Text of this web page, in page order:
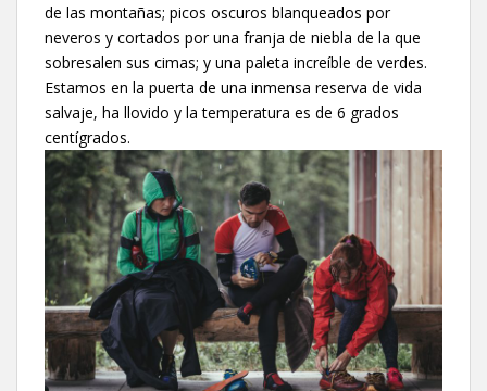
de las montañas; picos oscuros blanqueados por
neveros y cortados por una franja de niebla de la que
sobresalen sus cimas; y una paleta increíble de verdes.
Estamos en la puerta de una inmensa reserva de vida
salvaje, ha llovido y la temperatura es de 6 grados
centígrados.